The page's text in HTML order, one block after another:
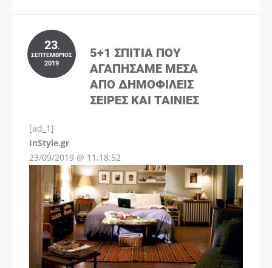
23.
ΣΕΠΤΈΜΒΡΙΟΣ
2019
5+1 ΣΠΊΤΙΑ ΠΟΥ
ΑΓΑΠΉΣΑΜΕ ΜΈΣΑ
ΑΠΌ ΔΗΜΟΦΙΛΕΊΣ
ΣΕΙΡΈΣ ΚΑΙ ΤΑΙΝΊΕΣ
[ad_1]
InStyle.gr
23/09/2019 @ 11:18:52